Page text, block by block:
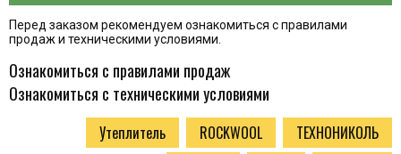
Перед заказом рекомендуем ознакомиться с правилами
продаж и техническими условиями.
Ознакомиться с правилами продаж
Ознакомиться с техническими условиями
Утеплитель ROCKWOOL
ТЕХНОНИКОЛЬ